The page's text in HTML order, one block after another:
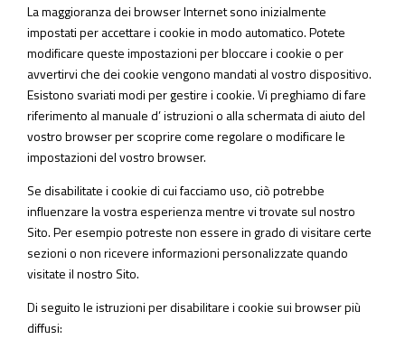
La maggioranza dei browser Internet sono inizialmente
impostati per accettare i cookie in modo automatico. Potete
modificare queste impostazioni per bloccare i cookie o per
avvertirvi che dei cookie vengono mandati al vostro dispositivo.
Esistono svariati modi per gestire i cookie. Vi preghiamo di fare
riferimento al manuale d’ istruzioni o alla schermata di aiuto del
vostro browser per scoprire come regolare o modificare le
impostazioni del vostro browser.
Se disabilitate i cookie di cui facciamo uso, ciò potrebbe
influenzare la vostra esperienza mentre vi trovate sul nostro
Sito. Per esempio potreste non essere in grado di visitare certe
sezioni o non ricevere informazioni personalizzate quando
visitate il nostro Sito.
Di seguito le istruzioni per disabilitare i cookie sui browser più
diffusi: